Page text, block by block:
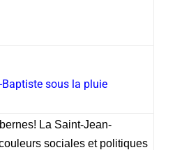
sous la pluie
La Saint-Jean-
sociales et politiques